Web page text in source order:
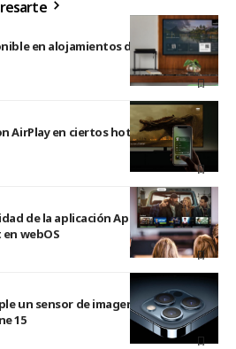
en alojamientos de IHG Hotels
AirPlay en ciertos hoteles se
de la aplicación Apple TV, Apple
en webOS
un sensor de imagen de última
15